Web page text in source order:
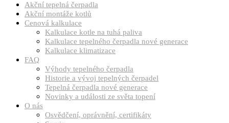
Akční tepelná čerpadla
Akční montáže kotlů
Cenová kalkulace
Kalkulace kotle na tuhá paliva
Kalkulace tepelného čerpadla nové generace
Kalkulace klimatizace
FAQ
Výhody tepelného čerpadla
Historie a vývoj tepelných čerpadel
Tepelná čerpadla nové generace
Novinky a události ze světa topení
O nás
Osvědčení, oprávnění, certifikáty